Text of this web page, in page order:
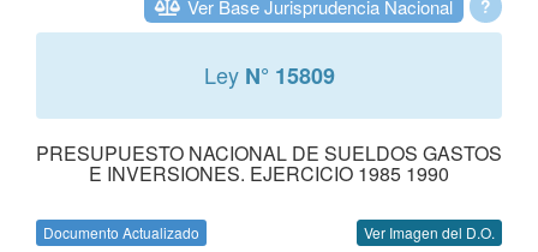
?
Ver Base Jurisprudencia Nacional
Ley N° 15809
PRESUPUESTO NACIONAL DE SUELDOS GASTOS
E INVERSIONES. EJERCICIO 1985 1990
Documento Actualizado Ver Imagen del D.O.